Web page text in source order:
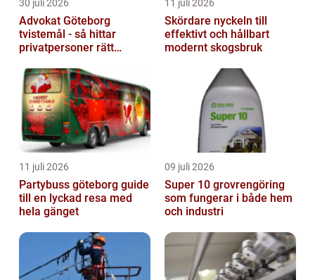
30 juli 2026
Advokat Göteborg
tvistemål - så hittar
privatpersoner rätt
11 juli 2026
Skördare nyckeln till
effektivt och hållbart
modernt skogsbruk
11 juli 2026
Partybuss göteborg guide
till en lyckad resa med
hela gänget
09 juli 2026
Super 10 grovrengöring
som fungerar i både hem
och industri